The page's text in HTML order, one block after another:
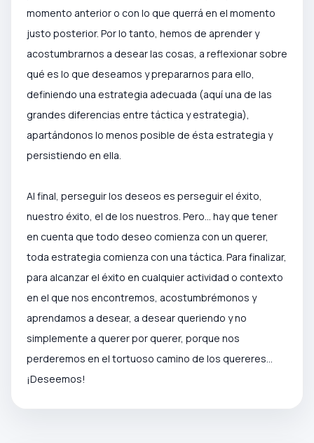
momento anterior o con lo que querrá en el momento
justo posterior. Por lo tanto, hemos de aprender y
acostumbrarnos a desear las cosas, a reflexionar sobre
qué es lo que deseamos y prepararnos para ello,
definiendo una estrategia adecuada (aquí una de las
grandes diferencias entre táctica y estrategia),
apartándonos lo menos posible de ésta estrategia y
persistiendo en ella.
Al final, perseguir los deseos es perseguir el éxito,
nuestro éxito, el de los nuestros. Pero... hay que tener
en cuenta que todo deseo comienza con un querer,
toda estrategia comienza con una táctica. Para finalizar,
para alcanzar el éxito en cualquier actividad o contexto
en el que nos encontremos, acostumbrémonos y
aprendamos a desear, a desear queriendo y no
simplemente a querer por querer, porque nos
perderemos en el tortuoso camino de los quereres...
¡Deseemos!